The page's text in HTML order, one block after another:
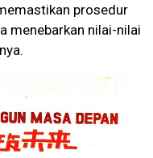
prosedur
menebarkan nilai-nilai